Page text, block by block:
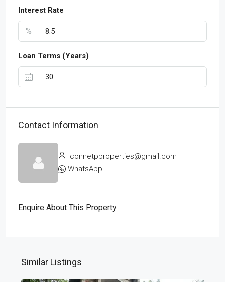
Interest Rate
%
Loan Terms (Years)
Contact Information
connetpproperties@gmail.com
WhatsApp
Enquire About This Property
Similar Listings